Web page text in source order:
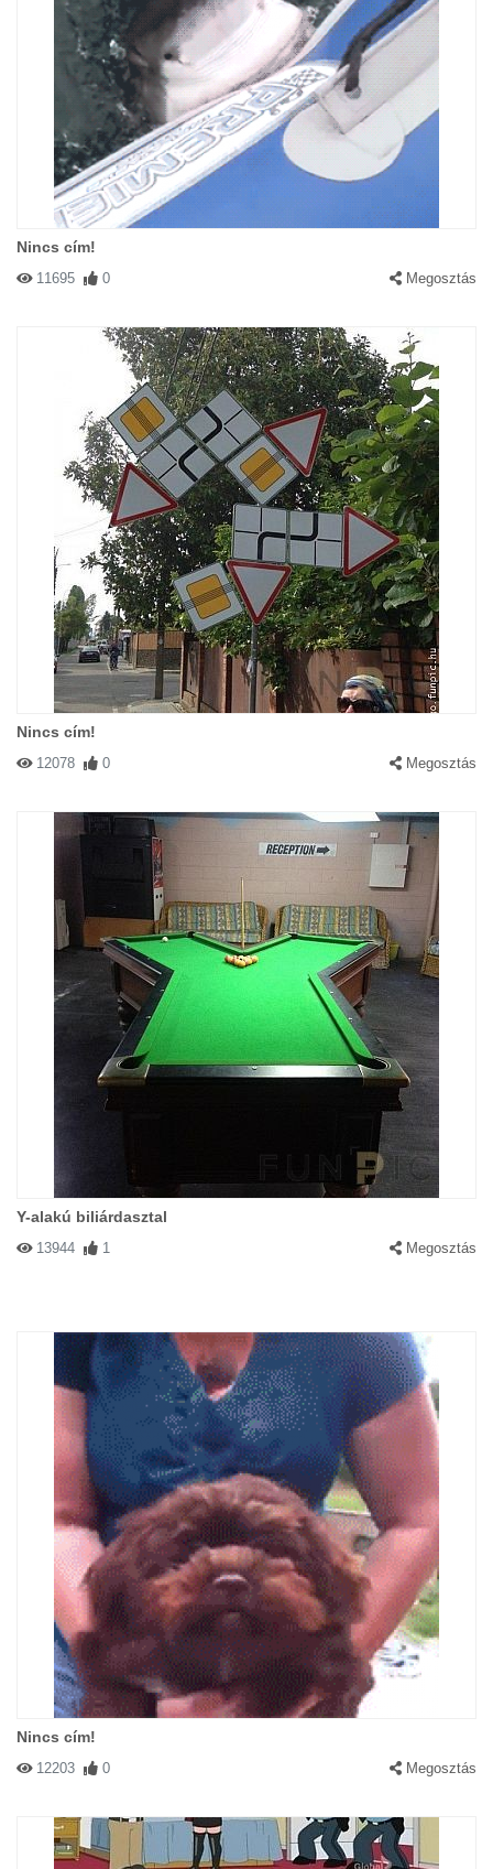
Nincs cím!
11695 0 Megosztás
Nincs cím!
12078 0 Megosztás
Y-alakú biliárdasztal
13944 1 Megosztás
Nincs cím!
12203 0 Megosztás